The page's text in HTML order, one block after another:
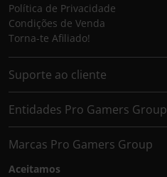
Política de Privacidade
Condições de Venda
Torna-te Afiliado!
Suporte ao cliente
Entidades Pro Gamers Group
Marcas Pro Gamers Group
Aceitamos